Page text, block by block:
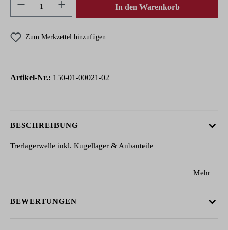
Produkt Anzahl: Gib den gewünschten Wert
In den Warenkorb
Zum Merkzettel hinzufügen
Artikel-Nr.: 150-01-00021-02
BESCHREIBUNG
Trerlagerwelle inkl. Kugellager & Anbauteile
Mehr
BEWERTUNGEN